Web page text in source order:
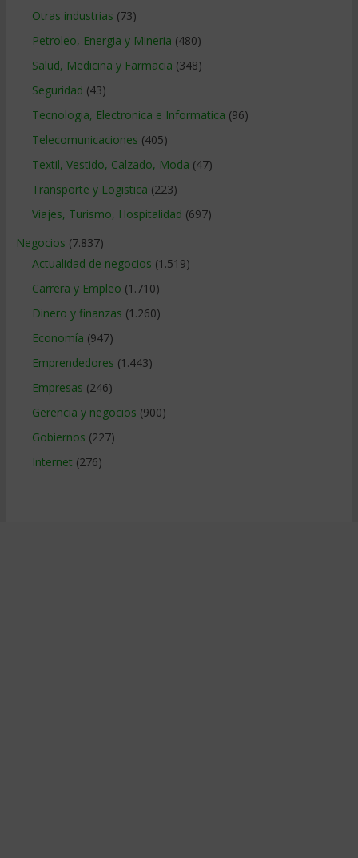
Otras industrias (73)
Petroleo, Energia y Mineria (480)
Salud, Medicina y Farmacia (348)
Seguridad (43)
Tecnologia, Electronica e Informatica (96)
Telecomunicaciones (405)
Textil, Vestido, Calzado, Moda (47)
Transporte y Logistica (223)
Viajes, Turismo, Hospitalidad (697)
Negocios (7.837)
Actualidad de negocios (1.519)
Carrera y Empleo (1.710)
Dinero y finanzas (1.260)
Economía (947)
Emprendedores (1.443)
Empresas (246)
Gerencia y negocios (900)
Gobiernos (227)
Internet (276)